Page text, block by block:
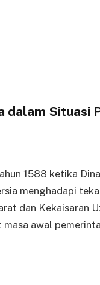
dalam Situasi
1588 ketika
menghadapi
dan Kekaisaran
awal